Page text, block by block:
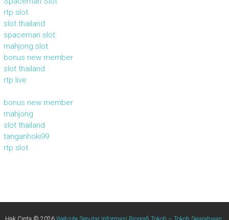
rtp slot
slot thailand
spaceman slot
mahjong slot
bonus new member
slot thailand
rtp live
bonus new member
mahjong
slot thailand
tanganhoki99
rtp slot